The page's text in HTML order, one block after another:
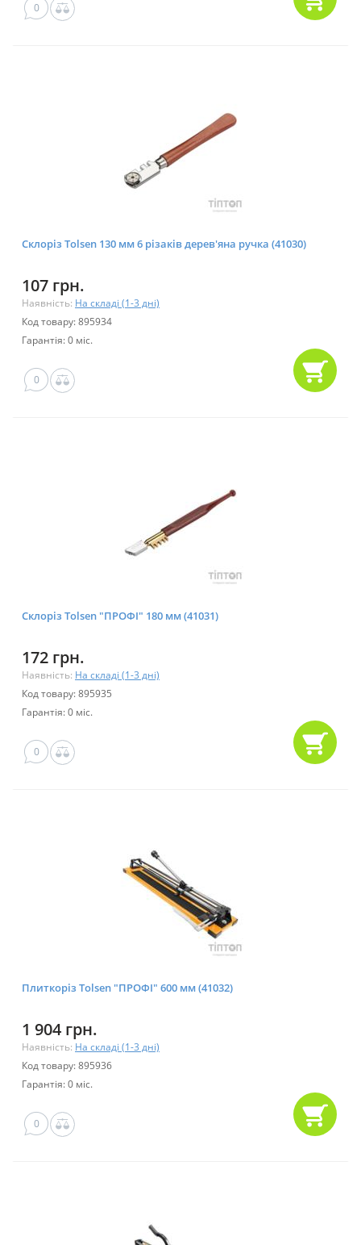
0
Склоріз Tolsen 130 мм 6 різаків дерев'яна ручка (41030)
107 грн.
Наявність: На складі (1-3 дні)
Код товару: 895934
Гарантія: 0 міс.
0
Склоріз Tolsen "ПРОФІ" 180 мм (41031)
172 грн.
Наявність: На складі (1-3 дні)
Код товару: 895935
Гарантія: 0 міс.
0
Плиткоріз Tolsen "ПРОФІ" 600 мм (41032)
1 904 грн.
Наявність: На складі (1-3 дні)
Код товару: 895936
Гарантія: 0 міс.
0